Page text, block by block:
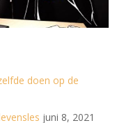
doen op de
juni 8, 2021